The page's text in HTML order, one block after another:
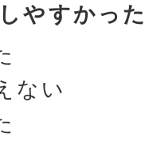
やすかっ
ない